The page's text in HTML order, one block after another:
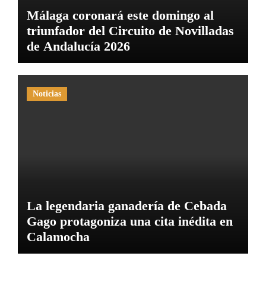
Málaga coronará este domingo al
triunfador del Circuito de Novilladas
de Andalucía 2026
Noticias
La legendaria ganadería de Cebada
Gago protagoniza una cita inédita en
Calamocha